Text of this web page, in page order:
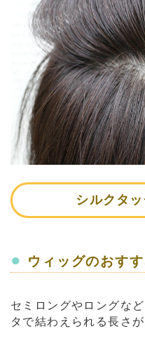
シルクタ
● ウィッグのおす
セミロングやロングな
タで結わえられる長さ